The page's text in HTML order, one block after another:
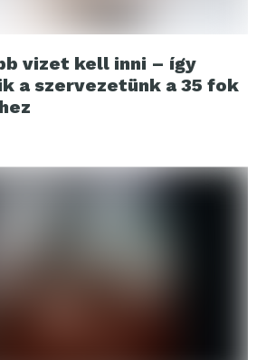
vizet kell inni – így
a szervezetünk a 35 fok